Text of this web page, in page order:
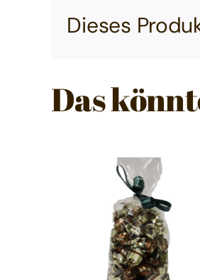
Dieses
Das